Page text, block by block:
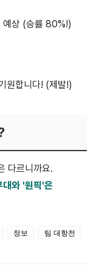
예상 (승률 80%!)
원합니다! (제발!)
다르니까요.
와 '원픽'은
정보 팀 대항전